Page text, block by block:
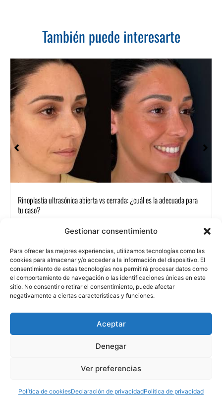
Gestionar consentimiento
Para ofrecer las mejores experiencias, utilizamos tecnologías como las
cookies para almacenar y/o acceder a la información del dispositivo. El
consentimiento de estas tecnologías nos permitirá procesar datos como
el comportamiento de navegación o las identificaciones únicas en este
sitio. No consentir o retirar el consentimiento, puede afectar
negativamente a ciertas características y funciones.
Aceptar
Denegar
Ver preferencias
Política de cookiesDeclaración de privacidadPolítica de privacidad
CON
También puede interesarte
Rinoplastia ultrasónica abierta vs cerrada: ¿cuál es la adecuada para
tu caso?
Aviso legal Política de privacidad Política de cookies
Contacto
Dr. Blas García – 2025 – Diseñado por Sanus Comunicación